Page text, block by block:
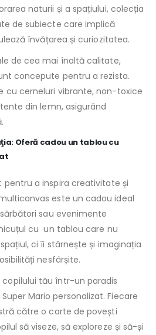
naturii și a spațiului, colecția
de subiecte care implică
învățarea și curiozitatea.
de cea mai înaltă calitate,
concepute pentru a rezista.
cu cerneluri vibrante, non-toxice
din lemn, asigurând
Oferă cadou un tablou cu
pentru a inspira creativitate și
este un cadou ideal
sau evenimente
cu un tablou care nu
ci îi stârnește și imaginația
nesfârșite.
tău într-un paradis
Mario personalizat. Fiecare
către o carte de povești
să viseze, să exploreze și să-și